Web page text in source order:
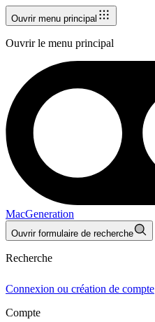
Ouvrir menu principal
Ouvrir le menu principal
MacGeneration
Ouvrir formulaire de recherche
Recherche
Connexion ou création de compte
Compte